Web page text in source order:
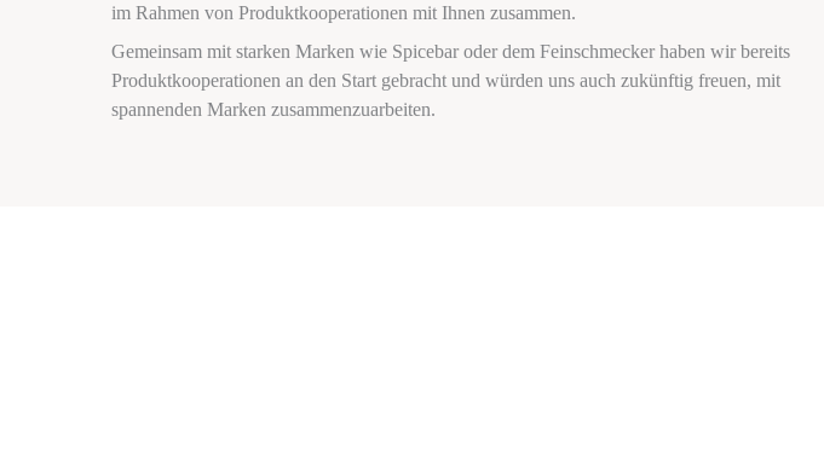
im Rahmen von Produktkooperationen mit Ihnen zusammen.
Gemeinsam mit starken Marken wie Spicebar oder dem Feinschmecker haben wir bereits
Produktkooperationen an den Start gebracht und würden uns auch zukünftig freuen, mit
spannenden Marken zusammenzuarbeiten.